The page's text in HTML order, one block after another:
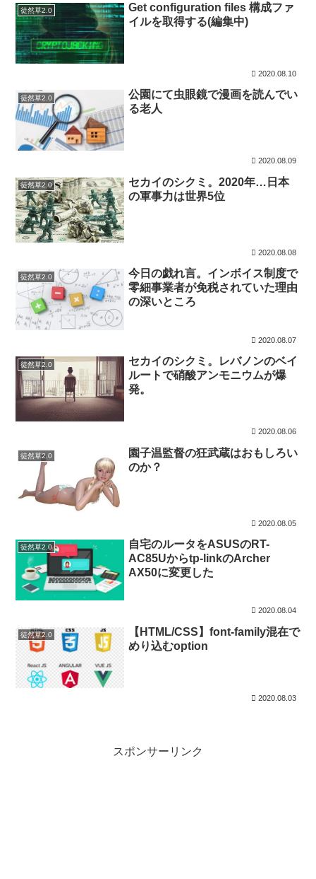
徒然草2.0
Get configuration files 構成ファ
イルを取得する(編集中)
2020.08.10
徒然草2.0
公園にて虫眼鏡で漫画を読んでい
る老人
2020.08.09
徒然草2.0
セカイのシクミ。2020年…日本
の軍事力は世界5位
2020.08.08
徒然草2.0
今日の戯れ言。インボイス制度で
零細事業者が免税されていた理由
の深いところ
2020.08.07
徒然草2.0
セカイのシクミ。レバノンのベイ
ルートで硝酸アンモニウムが爆
発。
2020.08.06
徒然草2.0
園子温監督の狂武蔵はおもしろい
のか？
2020.08.05
徒然草2.0
自宅のルータをASUSのRT-
AC85Uからtp-linkのArcher
AX50に変更した
2020.08.04
徒然草2.0
【HTML/CSS】font-family混在で
めり込むoption
2020.08.03
スポンサーリンク